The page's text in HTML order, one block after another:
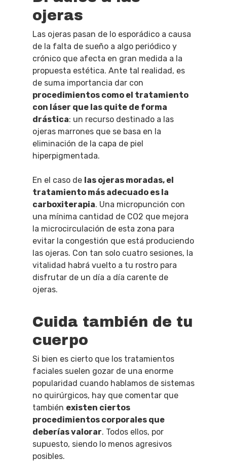
ojeras
Las ojeras pasan de lo esporádico a causa
de la falta de sueño a algo periódico y
crónico que afecta en gran medida a la
propuesta estética. Ante tal realidad, es
de suma importancia dar con
procedimientos como el tratamiento
con láser que las quite de forma
drástica: un recurso destinado a las
ojeras marrones que se basa en la
eliminación de la capa de piel
hiperpigmentada.
En el caso de las ojeras moradas, el
tratamiento más adecuado es la
carboxiterapia. Una micropunción con
una mínima cantidad de CO2 que mejora
la microcirculación de esta zona para
evitar la congestión que está produciendo
las ojeras. Con tan solo cuatro sesiones, la
vitalidad habrá vuelto a tu rostro para
disfrutar de un día a día carente de
ojeras.
Cuida también de tu
cuerpo
Si bien es cierto que los tratamientos
faciales suelen gozar de una enorme
popularidad cuando hablamos de sistemas
no quirúrgicos, hay que comentar que
también existen ciertos
procedimientos corporales que
deberías valorar. Todos ellos, por
supuesto, siendo lo menos agresivos
posibles.